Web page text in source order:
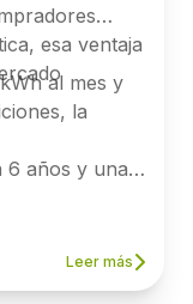
esa ventaja
al mes y
la
6 años y una
paneles
que se
valor mucho
Leer más